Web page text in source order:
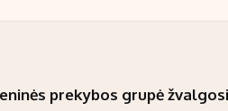
prekybos grupė